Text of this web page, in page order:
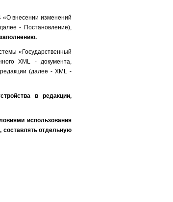
«О внесении изменений
- Постановление),
«Государственный
XML - документа,
(далее - XML -
в редакции,
использования
составлять отдельную